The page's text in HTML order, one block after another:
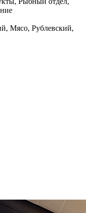
Мясо, Рублевский,